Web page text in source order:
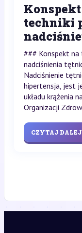
techniki
### Konspekt
nadciśnienia
Nadciśnienie
hipertensja, jest
układu krążenia
Organizacji
CZYTAJ DALEJ